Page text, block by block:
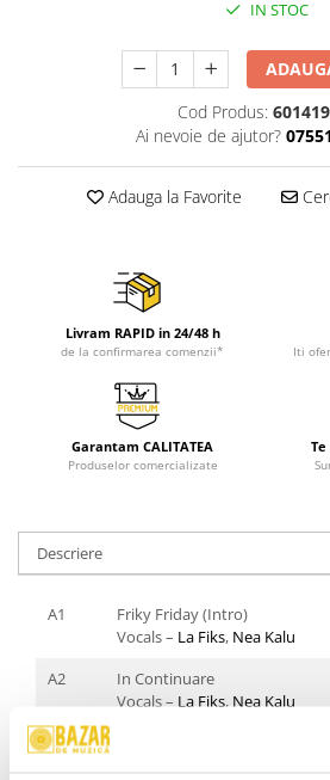
IN STOC
Cod Produs:
Ai nevoie de ajutor?
Adauga la Favorite
Livram RAPID in 24/48 h
de la confirmarea comenzii* Iti
Garantam CALITATEA
Produselor comercializate
Descriere
A1
Friky Friday (Intro)
Vocals – La Fiks, Nea Kalu
A2
In Continuare
Vocals – La Fiks, Nea Kalu
A3